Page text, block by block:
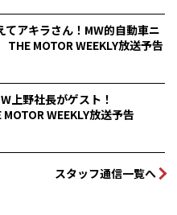
てアキラさん！MW的自動車ニ
THE MOTOR WEEKLY放送予告
上野社長がゲスト！
WEEKLY放送予告
スタッフ通信一覧へ